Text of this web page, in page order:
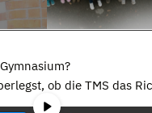
klicken Sie auf die
Daten an Drittanbieter
werden.ob die TMS das